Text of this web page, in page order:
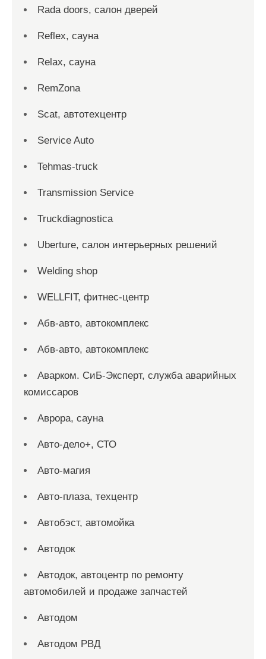
Rada doors, салон дверей
Reflex, сауна
Relax, сауна
RemZona
Scat, автотехцентр
Service Auto
Tehmas-truck
Transmission Service
Truckdiagnostica
Uberture, салон интерьерных решений
Welding shop
WELLFIT, фитнес-центр
Абв-авто, автокомплекс
Абв-авто, автокомплекс
Аварком. СиБ-Эксперт, служба аварийных
комиссаров
Аврора, сауна
Авто-дело+, СТО
Авто-магия
Авто-плаза, техцентр
Автобэст, автомойка
Автодок
Автодок, автоцентр по ремонту
автомобилей и продаже запчастей
Автодом
Автодом РВД